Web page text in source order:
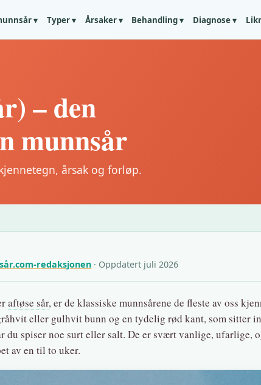
▾ Typer ▾ Årsaker ▾ Behandling ▾ Diagnose ▾
– den
munnsår
årsak og forløp.
redaksjonen · Oppdatert juli 2026
aftøse sår, er de klassiske munnsårene de fleste av oss
eller gulhvit bunn og en tydelig rød kant, som sitter
du spiser noe surt eller salt. De er svært vanlige, ufarlige,
av en til to uker.